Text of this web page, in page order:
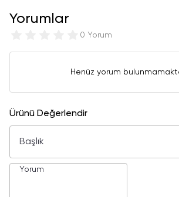
Yorumlar
0 Yorum
Henüz yorum
Ürünü Değerlendir